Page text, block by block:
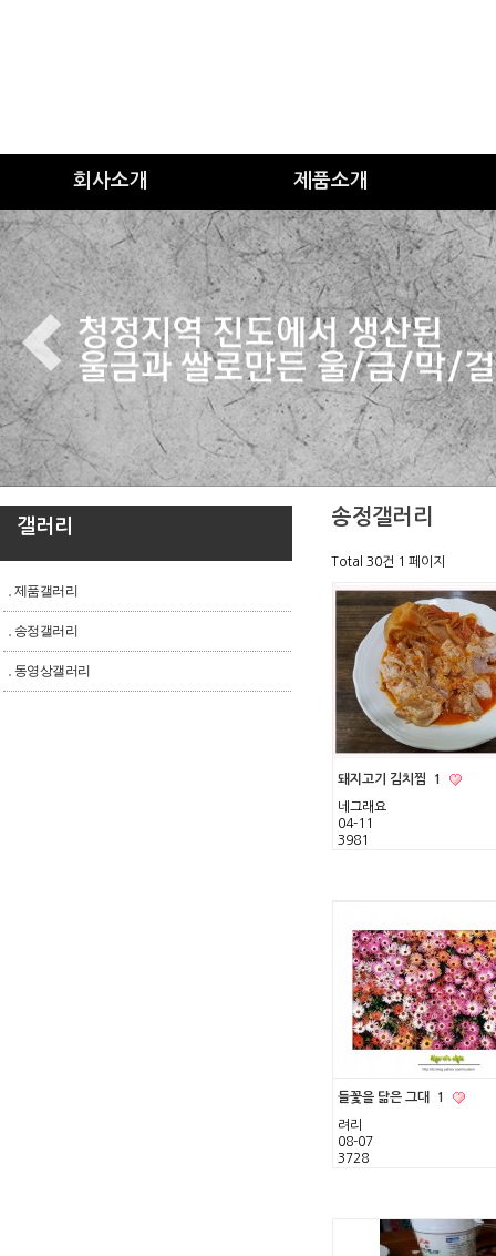
회사소개 제품소개
갤러리
제품갤러리
송정갤러리
동영상갤러리
송정갤러리
Total 30건 1 페이지
돼지고기 김치찜 1
네그래요
04-11
3981
들꽃을 닮은 그대 1
려리
08-07
3728